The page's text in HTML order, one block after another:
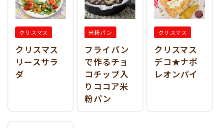
クリスマス
クリスマス
リースサラ
ダ
米粉パン
フライパン
で作るチョ
コチップ入
りココア米
粉パン
クリスマス
クリスマス
デコ★ナポ
レオンパイ